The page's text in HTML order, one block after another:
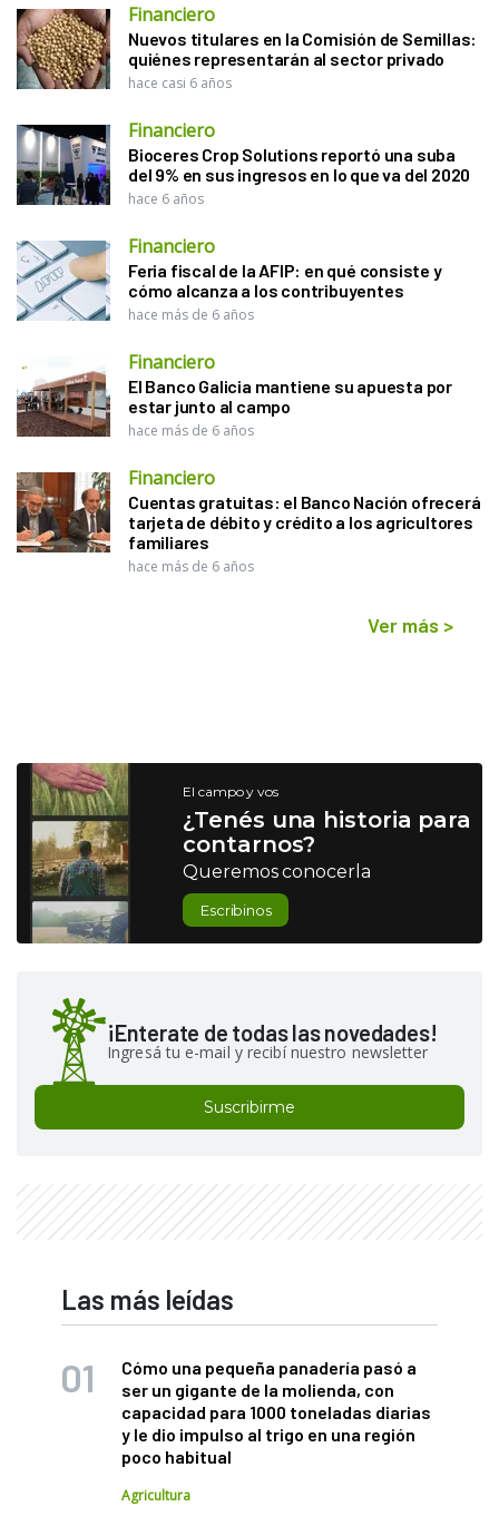
Financiero
Nuevos titulares en la Comisión de Semillas:
quiénes representarán al sector privado
hace casi 6 años
Financiero
Bioceres Crop Solutions reportó una suba
del 9% en sus ingresos en lo que va del 2020
hace 6 años
Financiero
Feria fiscal de la AFIP: en qué consiste y
cómo alcanza a los contribuyentes
hace más de 6 años
Financiero
El Banco Galicia mantiene su apuesta por
estar junto al campo
hace más de 6 años
Financiero
Cuentas gratuitas: el Banco Nación ofrecerá
tarjeta de débito y crédito a los agricultores
familiares
hace más de 6 años
Ver más >
El campo y vos
¿Tenés una historia para
contarnos?
Queremos conocerla
Escribinos
¡Enterate de todas las novedades!
Ingresá tu e-mail y recibí nuestro newsletter
Suscribirme
Las más leídas
Cómo una pequeña panadería pasó a
ser un gigante de la molienda, con
capacidad para 1000 toneladas diarias
y le dio impulso al trigo en una región
poco habitual
Agricultura